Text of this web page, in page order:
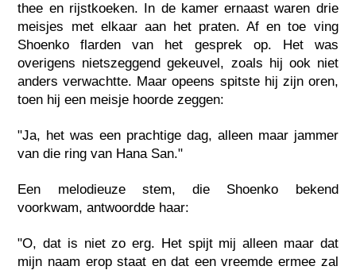
thee en rijstkoeken. In de kamer ernaast waren drie
meisjes met elkaar aan het praten. Af en toe ving
Shoenko flarden van het gesprek op. Het was
overigens nietszeggend gekeuvel, zoals hij ook niet
anders verwachtte. Maar opeens spitste hij zijn oren,
toen hij een meisje hoorde zeggen:
"Ja, het was een prachtige dag, alleen maar jammer
van die ring van Hana San."
Een melodieuze stem, die Shoenko bekend
voorkwam, antwoordde haar:
"O, dat is niet zo erg. Het spijt mij alleen maar dat
mijn naam erop staat en dat een vreemde ermee zal